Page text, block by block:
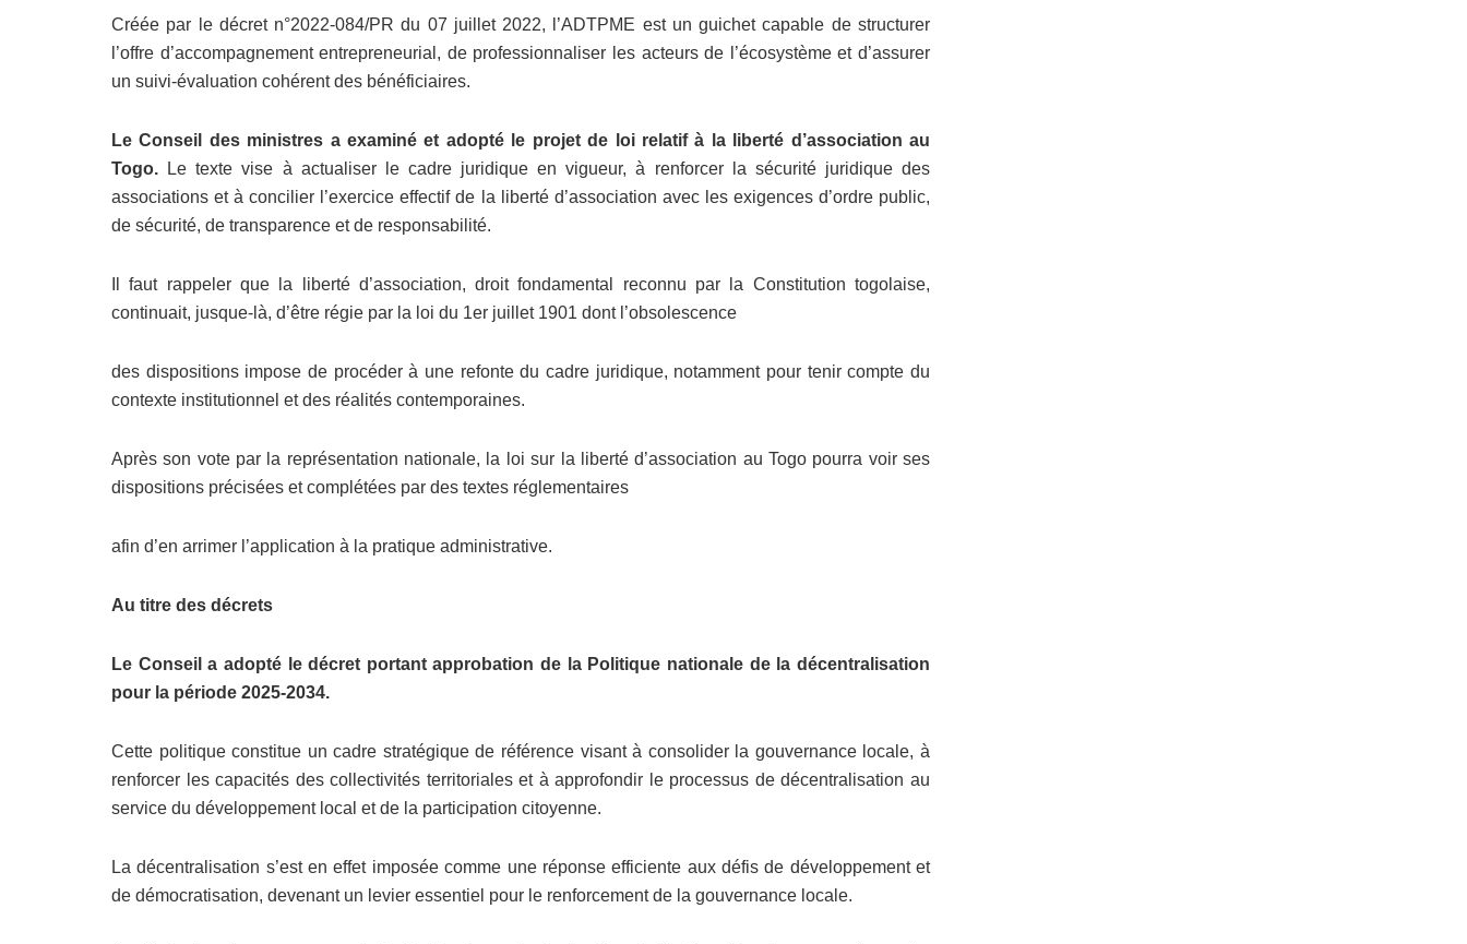
Créée par le décret n°2022-084/PR du 07 juillet 2022, l’ADTPME est un guichet capable de structurer
l’offre d’accompagnement entrepreneurial, de professionnaliser les acteurs de l’écosystème et d’assurer
un suivi-évaluation cohérent des bénéficiaires.
Le Conseil des ministres a examiné et adopté le projet de loi relatif à la liberté d’association au
Togo. Le texte vise à actualiser le cadre juridique en vigueur, à renforcer la sécurité juridique des
associations et à concilier l’exercice effectif de la liberté d’association avec les exigences d’ordre public,
de sécurité, de transparence et de responsabilité.
Il faut rappeler que la liberté d’association, droit fondamental reconnu par la Constitution togolaise,
continuait, jusque-là, d’être régie par la loi du 1er juillet 1901 dont l’obsolescence
des dispositions impose de procéder à une refonte du cadre juridique, notamment pour tenir compte du
contexte institutionnel et des réalités contemporaines.
Après son vote par la représentation nationale, la loi sur la liberté d’association au Togo pourra voir ses
dispositions précisées et complétées par des textes réglementaires
afin d’en arrimer l’application à la pratique administrative.
Au titre des décrets
Le Conseil a adopté le décret portant approbation de la Politique nationale de la décentralisation
pour la période 2025-2034.
Cette politique constitue un cadre stratégique de référence visant à consolider la gouvernance locale, à
renforcer les capacités des collectivités territoriales et à approfondir le processus de décentralisation au
service du développement local et de la participation citoyenne.
La décentralisation s’est en effet imposée comme une réponse efficiente aux défis de développement et
de démocratisation, devenant un levier essentiel pour le renforcement de la gouvernance locale.